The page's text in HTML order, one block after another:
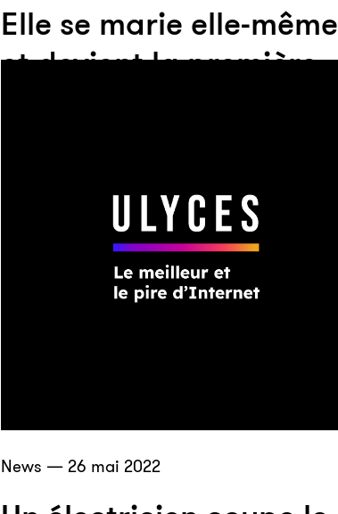
Elle se marie elle-même
et devient la première
News — 26 mai 2022